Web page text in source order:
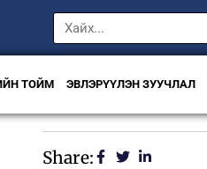
ТОЙМ ЭВЛЭРҮҮЛЭН ЗУУЧЛАЛ
Share: